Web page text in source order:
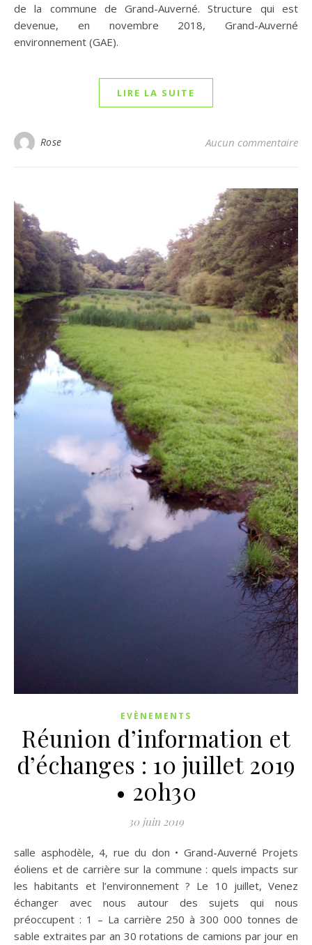
de la commune de Grand-Auverné. Structure qui est
devenue, en novembre 2018, Grand-Auverné
environnement (GAE).
LIRE LA SUITE
Rose Aucun commentaire
EVÈNEMENTS
Réunion d’information et
d’échanges : 10 juillet 2019
• 20h30
30 juin 2019
salle asphodèle, 4, rue du don • Grand-Auverné Projets
éoliens et de carrière sur la commune : quels impacts sur
les habitants et l’environnement ? Le 10 juillet, Venez
échanger avec nous autour des sujets qui nous
préoccupent : 1 – La carrière 250 à 300 000 tonnes de
sable extraites par an 30 rotations de camions par jour en